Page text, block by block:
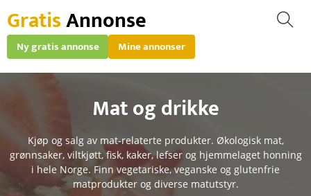
GratisAnnonse
Ny gratis annonse Mine annonser
Mat og drikke
Kjøp og salg av mat-relaterte produkter. Økologisk mat,
grønnsaker, viltkjøtt, fisk, kaker, lefser og hjemmelaget honning
i hele Norge. Finn vegetariske, veganske og glutenfrie
matprodukter og diverse matutstyr.